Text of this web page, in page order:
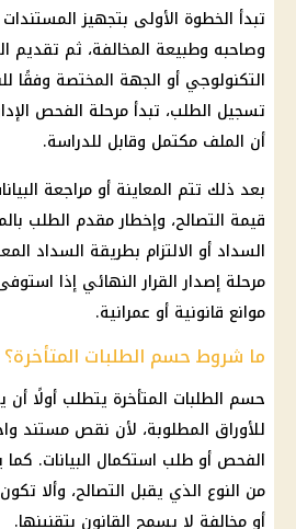
تبدأ الخطوة الأولى بتجهيز المستندات
وصاحبه وطبيعة المخالفة، ثم تقديم
التكنولوجي أو الجهة المختصة وفقًا
تسجيل الطلب، تبدأ مرحلة الفحص
أن الملف مكتمل وقابل للدراسة.
بعد ذلك تتم المعاينة أو مراجعة
قيمة التصالح، وإخطار مقدم الطلب
السداد أو الالتزام بطريقة السداد
مرحلة إصدار القرار النهائي إذا
موانع قانونية أو عمرانية.
ما شروط حسم الطلبات المتأخرة؟
حسم الطلبات المتأخرة يتطلب أولًا
للأوراق المطلوبة، لأن نقص مستند
الفحص أو طلب استكمال البيانات.
من النوع الذي يقبل التصالح، وألا
أو مخالفة لا يسمح القانون بتقنينها.